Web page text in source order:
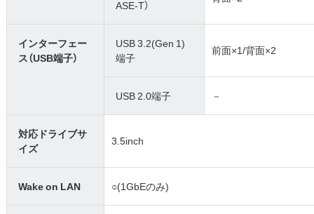
ASE-T）
インターフェー
ス（USB端子）
USB 3.2(Gen 1)
端子
前面×1/背面×2
USB 2.0端子 －
対応ドライブサ
イズ
3.5inch
Wake on LAN ○(1GbEのみ)